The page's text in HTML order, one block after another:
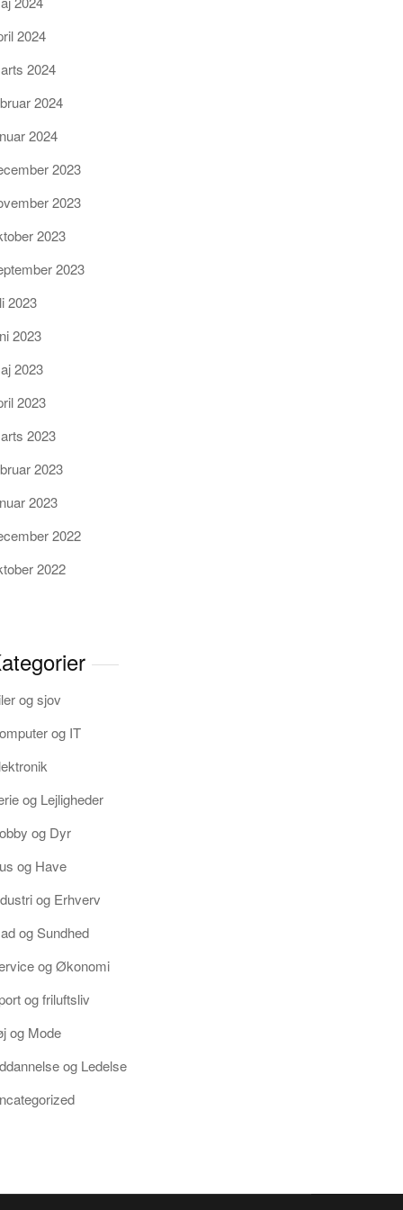
2024
2024
2024
2024
2023
2023
2023
2023
2023
2023
2023
2023
2023
2023
2023
2022
2022
og sjov
og IT
og Lejligheder
og Dyr
og Have
og Erhverv
og Sundhed
og Økonomi
og friluftsliv
og Mode
og Ledelse